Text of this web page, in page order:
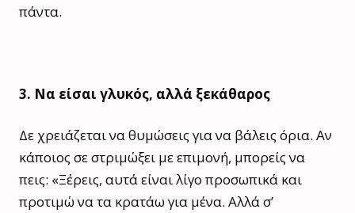
πάντα.
3. Να είσαι γλυκός, αλλά ξεκάθαρος
Δε χρειάζεται να θυμώσεις για να βάλεις όρια. Αν
κάποιος σε στριμώξει με επιμονή, μπορείς να
πεις: «Ξέρεις, αυτά είναι λίγο προσωπικά και
προτιμώ να τα κρατάω για μένα. Αλλά σ’